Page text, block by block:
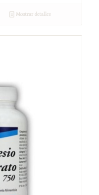
Mostrar detalles